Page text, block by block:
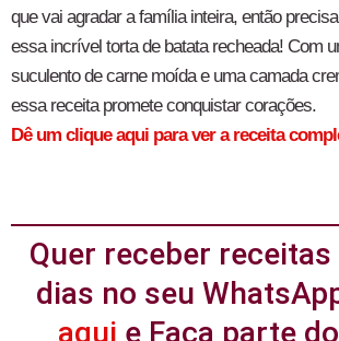
que vai agradar a família inteira, então
essa incrível torta de batata recheada! Com
suculento de carne moída e uma camada
essa receita promete conquistar corações.
Dê um clique aqui para ver a receita
Quer receber
dias no seu
aqui e Faça parte